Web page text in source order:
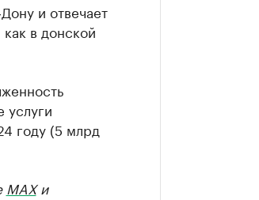
и отвечает
в донской
услуги
году (5 млрд
MAXи